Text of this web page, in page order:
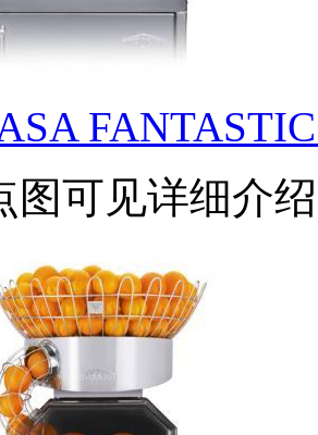
图可见详细介绍